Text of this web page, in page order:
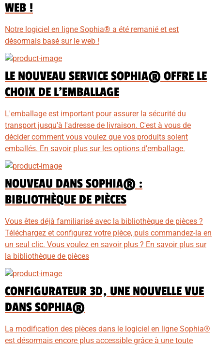
WEB !
Notre logiciel en ligne Sophia® a été remanié et est
désormais basé sur le web !
LE NOUVEAU SERVICE SOPHIA® OFFRE LE
CHOIX DE L'EMBALLAGE
L'emballage est important pour assurer la sécurité du
transport jusqu'à l'adresse de livraison. C'est à vous de
décider comment vous voulez que vos produits soient
emballés. En savoir plus sur les options d'emballage.
NOUVEAU DANS SOPHIA® :
BIBLIOTHÈQUE DE PIÈCES
Vous êtes déjà familiarisé avec la bibliothèque de pièces ?
Téléchargez et configurez votre pièce, puis commandez-la en
un seul clic. Vous voulez en savoir plus ? En savoir plus sur
la bibliothèque de pièces
CONFIGURATEUR 3D, UNE NOUVELLE VUE
DANS SOPHIA®
La modification des pièces dans le logiciel en ligne Sophia®
est désormais encore plus accessible grâce à une toute